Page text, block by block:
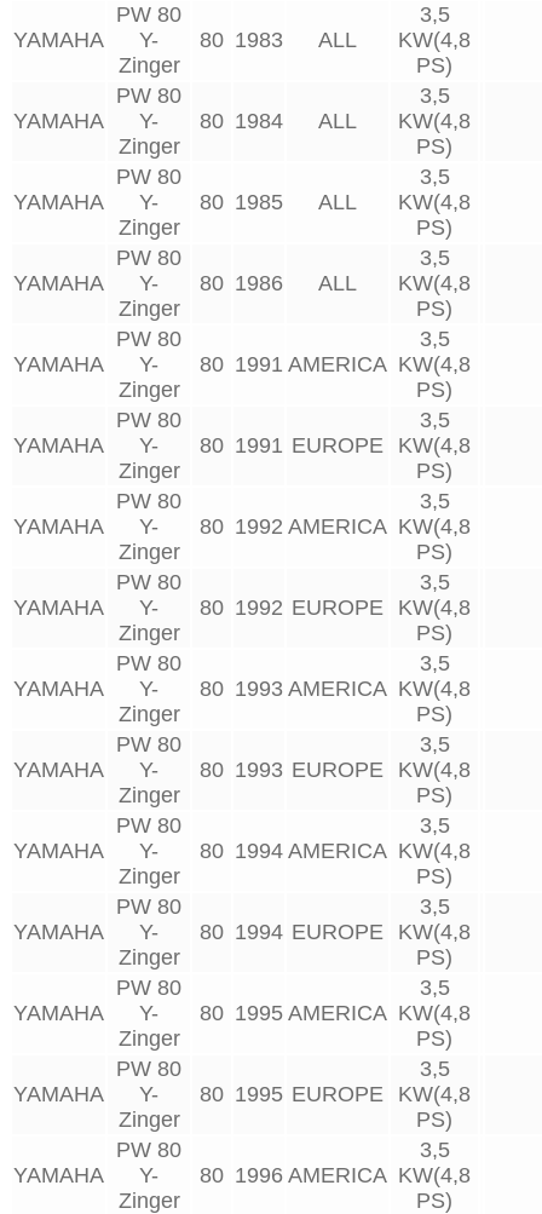
YAMAHA
PW 80
Y-
Zinger
80 1983 ALL
3,5
KW(4,8
PS)
YAMAHA
PW 80
Y-
Zinger
80 1984 ALL
3,5
KW(4,8
PS)
YAMAHA
PW 80
Y-
Zinger
80 1985 ALL
3,5
KW(4,8
PS)
YAMAHA
PW 80
Y-
Zinger
80 1986 ALL
3,5
KW(4,8
PS)
YAMAHA
PW 80
Y-
Zinger
80 1991 AMERICA
3,5
KW(4,8
PS)
YAMAHA
PW 80
Y-
Zinger
80 1991 EUROPE
3,5
KW(4,8
PS)
YAMAHA
PW 80
Y-
Zinger
80 1992 AMERICA
3,5
KW(4,8
PS)
YAMAHA
PW 80
Y-
Zinger
80 1992 EUROPE
3,5
KW(4,8
PS)
YAMAHA
PW 80
Y-
Zinger
80 1993 AMERICA
3,5
KW(4,8
PS)
YAMAHA
PW 80
Y-
Zinger
80 1993 EUROPE
3,5
KW(4,8
PS)
YAMAHA
PW 80
Y-
Zinger
80 1994 AMERICA
3,5
KW(4,8
PS)
YAMAHA
PW 80
Y-
Zinger
80 1994 EUROPE
3,5
KW(4,8
PS)
YAMAHA
PW 80
Y-
Zinger
80 1995 AMERICA
3,5
KW(4,8
PS)
YAMAHA
PW 80
Y-
Zinger
80 1995 EUROPE
3,5
KW(4,8
PS)
YAMAHA
PW 80
Y-
Zinger
80 1996 AMERICA
3,5
KW(4,8
PS)